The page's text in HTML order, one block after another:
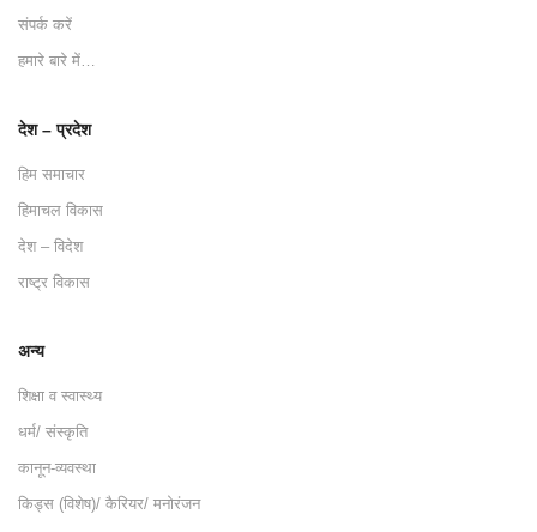
संपर्क करें
हमारे बारे में…
देश – प्रदेश
हिम समाचार
हिमाचल विकास
देश – विदेश
राष्ट्र विकास
अन्य
शिक्षा व स्वास्थ्य
धर्म/ संस्कृति
कानून-व्यवस्था
किड्स (विशेष)/ कैरियर/ मनोरंजन